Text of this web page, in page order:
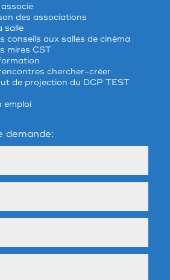
des associations
salle
conseils aux salles de cinéma
mires CST
chercher-créer
de projection du DCP TEST
emploi
demande: